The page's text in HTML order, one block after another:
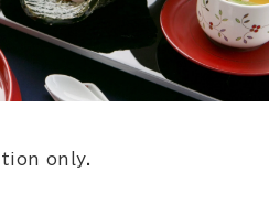
only.